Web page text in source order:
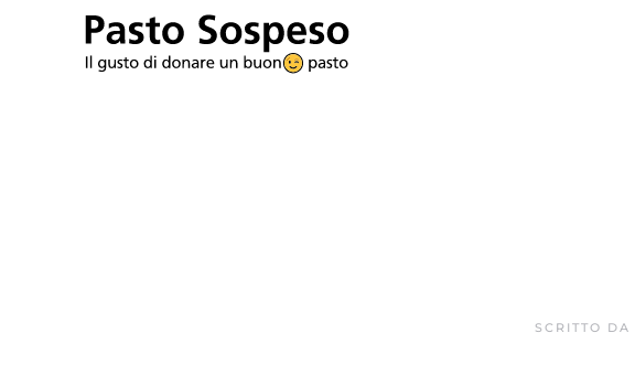
Skip to main content
SCRITTO DA